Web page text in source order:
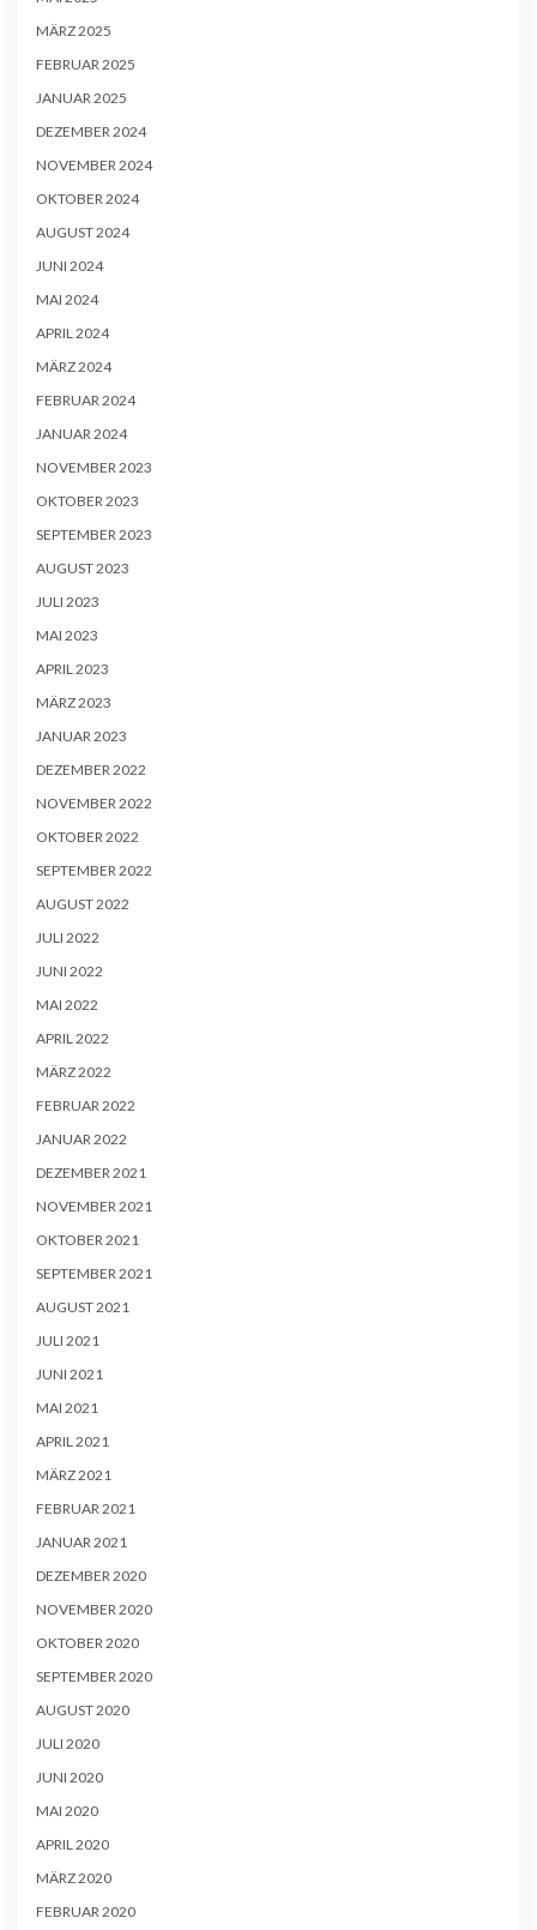
MÄRZ 2025
FEBRUAR 2025
JANUAR 2025
DEZEMBER 2024
NOVEMBER 2024
OKTOBER 2024
AUGUST 2024
JUNI 2024
MAI 2024
APRIL 2024
MÄRZ 2024
FEBRUAR 2024
JANUAR 2024
NOVEMBER 2023
OKTOBER 2023
SEPTEMBER 2023
AUGUST 2023
JULI 2023
MAI 2023
APRIL 2023
MÄRZ 2023
JANUAR 2023
DEZEMBER 2022
NOVEMBER 2022
OKTOBER 2022
SEPTEMBER 2022
AUGUST 2022
JULI 2022
JUNI 2022
MAI 2022
APRIL 2022
MÄRZ 2022
FEBRUAR 2022
JANUAR 2022
DEZEMBER 2021
NOVEMBER 2021
OKTOBER 2021
SEPTEMBER 2021
AUGUST 2021
JULI 2021
JUNI 2021
MAI 2021
APRIL 2021
MÄRZ 2021
FEBRUAR 2021
JANUAR 2021
DEZEMBER 2020
NOVEMBER 2020
OKTOBER 2020
SEPTEMBER 2020
AUGUST 2020
JULI 2020
JUNI 2020
MAI 2020
APRIL 2020
MÄRZ 2020
FEBRUAR 2020